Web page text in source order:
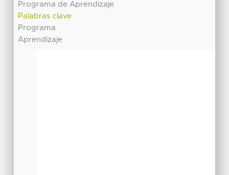
Programa de Aprendizaje
Palabras clave
Programa
Aprendizaje